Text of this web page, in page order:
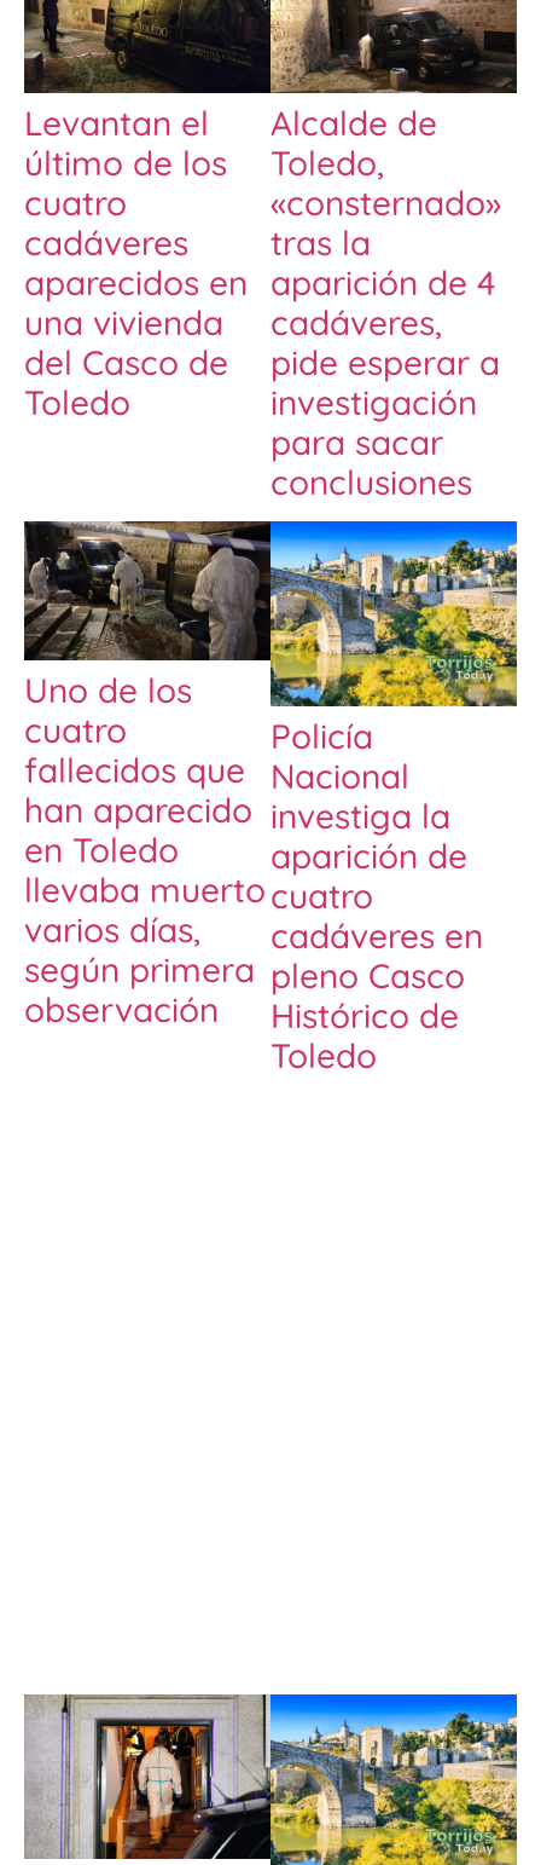
Levantan el
último de los
cuatro
cadáveres
aparecidos en
una vivienda
del Casco de
Toledo
Alcalde de
Toledo,
«consternado»
tras la
aparición de 4
cadáveres,
pide esperar a
investigación
para sacar
conclusiones
Uno de los
cuatro
fallecidos que
han aparecido
en Toledo
llevaba muerto
varios días,
según primera
observación
Policía
Nacional
investiga la
aparición de
cuatro
cadáveres en
pleno Casco
Histórico de
Toledo